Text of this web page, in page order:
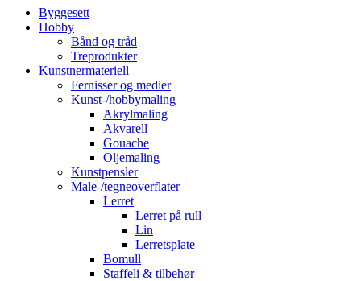
Byggesett
Hobby
Bånd og tråd
Treprodukter
Kunstnermateriell
Fernisser og medier
Kunst-/hobbymaling
Akrylmaling
Akvarell
Gouache
Oljemaling
Kunstpensler
Male-/tegneoverflater
Lerret
Lerret på rull
Lin
Lerretsplate
Bomull
Staffeli & tilbehør